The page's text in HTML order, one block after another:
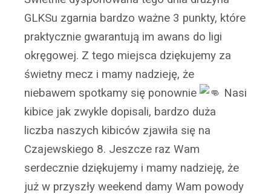
GLKSu zgarnia bardzo ważne 3 punkty, które
praktycznie gwarantują im awans do ligi
okręgowej. Z tego miejsca dziękujemy za
świetny mecz i mamy nadzieję, że
niebawem spotkamy się ponownie
Nasi
kibice jak zwykle dopisali, bardzo duża
liczba naszych kibiców zjawiła się na
Czajewskiego 8. Jeszcze raz Wam
serdecznie dziękujemy i mamy nadzieję, że
już w przyszły weekend damy Wam powody